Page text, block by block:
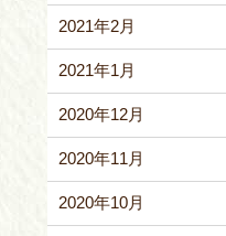
2021年2月
2021年1月
2020年12月
2020年11月
2020年10月